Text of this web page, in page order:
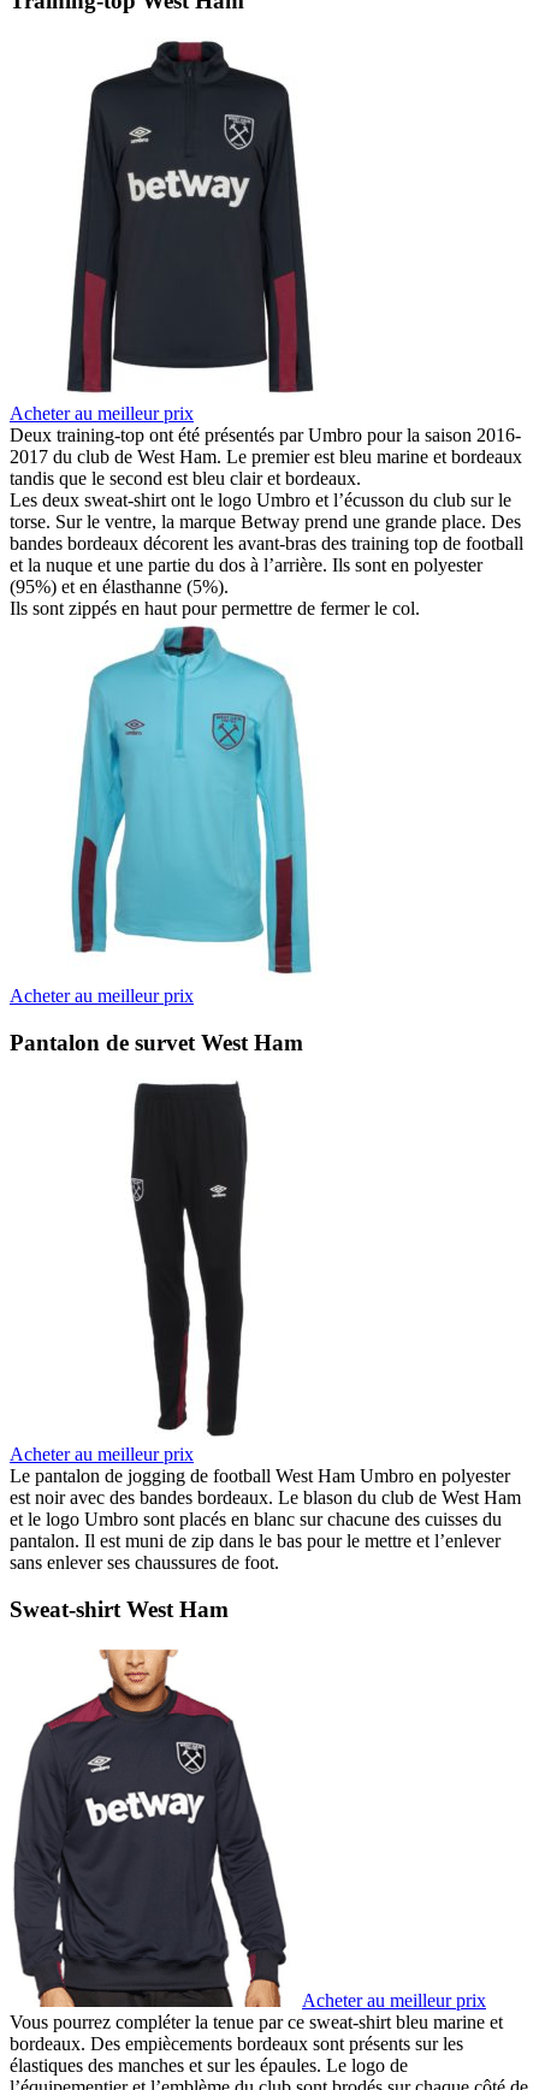
Acheter au meilleur prix
Deux training-top ont été présentés par Umbro pour la saison 2016-
2017 du club de West Ham. Le premier est bleu marine et bordeaux
tandis que le second est bleu clair et bordeaux.
Les deux sweat-shirt ont le logo Umbro et l’écusson du club sur le
torse. Sur le ventre, la marque Betway prend une grande place. Des
bandes bordeaux décorent les avant-bras des training top de football
et la nuque et une partie du dos à l’arrière. Ils sont en polyester
(95%) et en élasthanne (5%).
Ils sont zippés en haut pour permettre de fermer le col.
Acheter au meilleur prix
Pantalon de survet West Ham
Acheter au meilleur prix
Le pantalon de jogging de football West Ham Umbro en polyester
est noir avec des bandes bordeaux. Le blason du club de West Ham
et le logo Umbro sont placés en blanc sur chacune des cuisses du
pantalon. Il est muni de zip dans le bas pour le mettre et l’enlever
sans enlever ses chaussures de foot.
Sweat-shirt West Ham
Acheter au meilleur prix
Vous pourrez compléter la tenue par ce sweat-shirt bleu marine et
bordeaux. Des empiècements bordeaux sont présents sur les
élastiques des manches et sur les épaules. Le logo de